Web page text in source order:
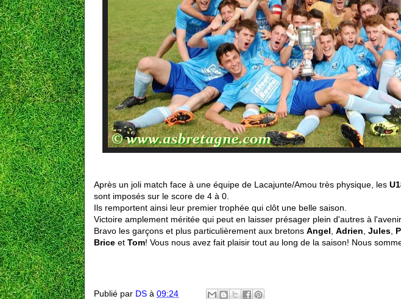
Après un joli match face à une équipe de Lacajunte/Amou très physique, les
sont imposés sur le score de 4 à 0.
Ils remportent ainsi leur premier trophée qui clôt une belle saison.
Victoire amplement méritée qui peut en laisser présager plein d'autres à
Bravo les garçons et plus particulièrement aux bretons Angel Adrien Jules
Brice et Tom! Vous nous avez fait plaisir tout au long de la saison! Nous
Publié par DS à 09:24